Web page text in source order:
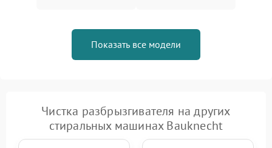
Показать все модели
Чистка разбрызгивателя на других
стиральных машинах Bauknecht